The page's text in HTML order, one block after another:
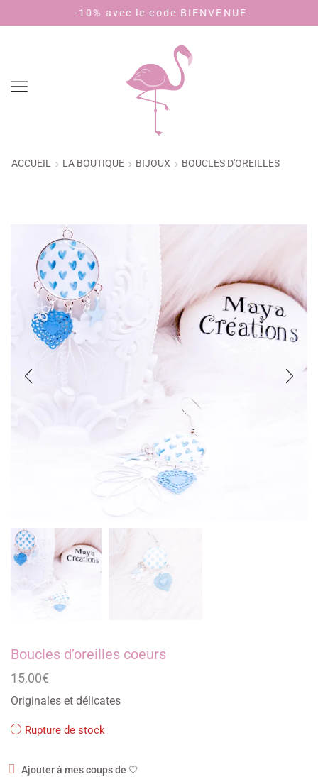
-10% avec le code BIENVENUE
ACCUEIL LA BOUTIQUE BIJOUX BOUCLES D'OREILLES
Boucles d’oreilles coeurs
15,00€
Originales et délicates
Rupture de stock
Ajouter à mes coups de 🤍